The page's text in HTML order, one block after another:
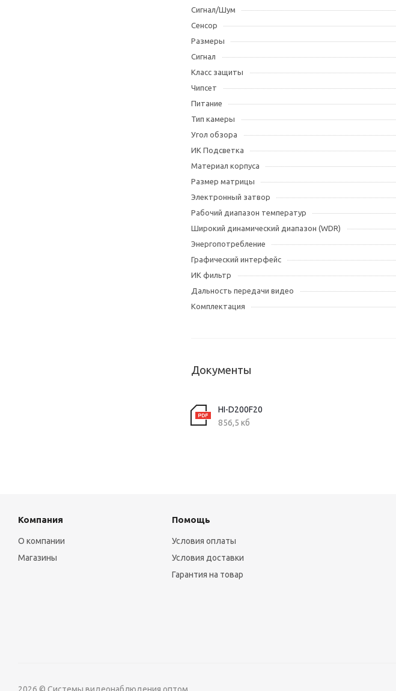
Сигнал/Шум
Сенсор
Размеры
Сигнал
Класс защиты
Чипсет
Питание
Тип камеры
Угол обзора
ИК Подсветка
Материал корпуса
Размер матрицы
Электронный затвор
Рабочий диапазон температур
Широкий динамический диапазон (WDR)
Энергопотребление
Графический интерфейс
ИК фильтр
Дальность передачи видео
Комплектация
Документы
HI-D200F20
856,5 кб
Компания
О компании
Магазины
Помощь
Условия оплаты
Условия доставки
Гарантия на товар